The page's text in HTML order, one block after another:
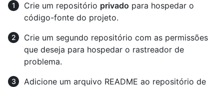
Crie um repositório privado para hospedar o
código-fonte do projeto.
Crie um segundo repositório com as permissões
que deseja para hospedar o rastreador de
problema.
Adicione um arquivo README ao repositório de